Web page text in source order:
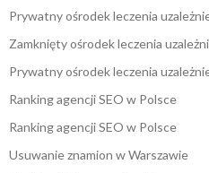
Prywatny ośrodek leczenia
Zamknięty ośrodek leczenia
Prywatny ośrodek leczenia
Ranking agencji SEO w Polsce
Ranking agencji SEO w Polsce
Usuwanie znamion w Warszawie